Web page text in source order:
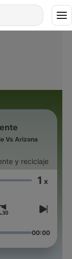
Vs Arizona
y reciclaje
1 x
00:00